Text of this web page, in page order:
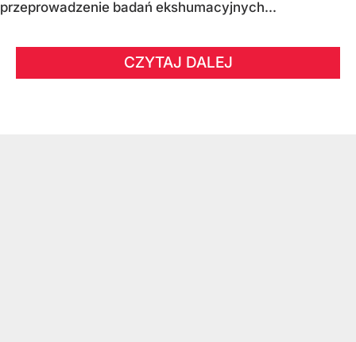
przeprowadzenie badań ekshumacyjnych...
CZYTAJ DALEJ